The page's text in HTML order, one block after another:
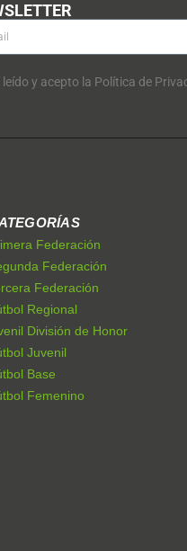
leído y acepto la Política de
Federación
Federación
Federación
Regional
División de Honor
Juvenil
Base
Femenino